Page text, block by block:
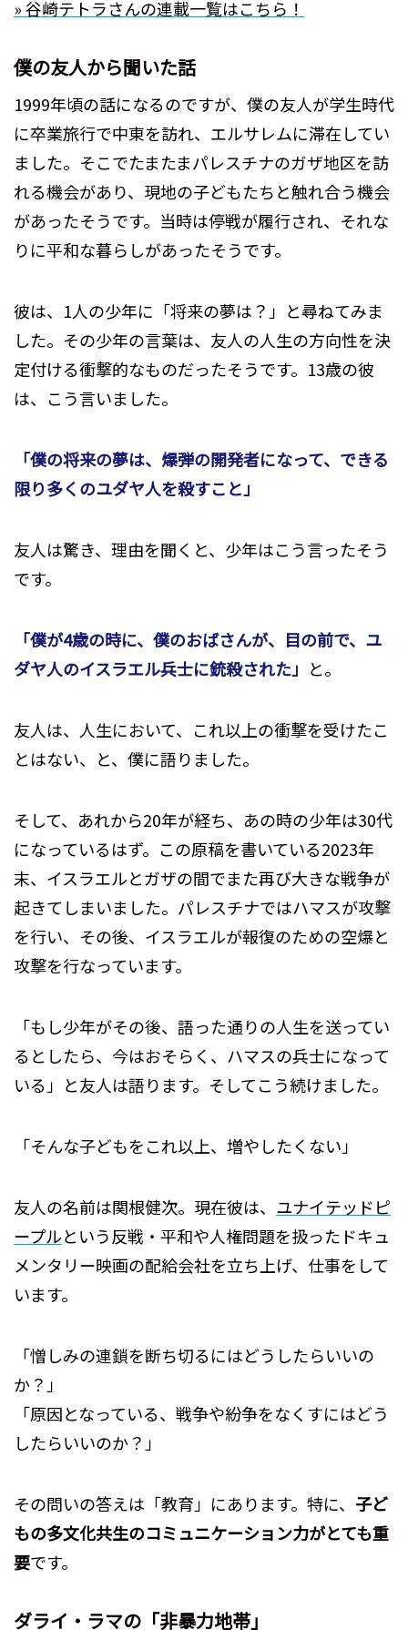
» 谷崎テトラさんの連載一覧はこちら！
僕の友人から聞いた話
1999年頃の話になるのですが、僕の友人が学生時代
に卒業旅行で中東を訪れ、エルサレムに滞在してい
ました。そこでたまたまパレスチナのガザ地区を訪
れる機会があり、現地の子どもたちと触れ合う機会
があったそうです。当時は停戦が履行され、それな
りに平和な暮らしがあったそうです。
彼は、1人の少年に「将来の夢は？」と尋ねてみま
した。その少年の言葉は、友人の人生の方向性を決
定付ける衝撃的なものだったそうです。13歳の彼
は、こう言いました。
「僕の将来の夢は、爆弾の開発者になって、できる
限り多くのユダヤ人を殺すこと」
友人は驚き、理由を聞くと、少年はこう言ったそう
です。
「僕が4歳の時に、僕のおばさんが、目の前で、ユ
ダヤ人のイスラエル兵士に銃殺された」 と。
友人は、人生において、これ以上の衝撃を受けたこ
とはない、と、僕に語りました。
そして、あれから20年が経ち、あの時の少年は30代
になっているはず。この原稿を書いている2023年
末、イスラエルとガザの間でまた再び大きな戦争が
起きてしまいました。パレスチナではハマスが攻撃
を行い、その後、イスラエルが報復のための空爆と
攻撃を行なっています。
「もし少年がその後、語った通りの人生を送ってい
るとしたら、今はおそらく、ハマスの兵士になって
いる」と友人は語ります。そしてこう続けました。
「そんな子どもをこれ以上、増やしたくない」
友人の名前は関根健次。現在彼は、 ユナイテッドピ
ープルという反戦・平和や人権問題を扱ったドキュ
メンタリー映画の配給会社を立ち上げ、仕事をして
います。
「憎しみの連鎖を断ち切るにはどうしたらいいの
か？」
「原因となっている、戦争や紛争をなくすにはどう
したらいいのか？」
その問いの答えは「教育」にあります。特に、 子ど
もの多文化共生のコミュニケーション力がとても重
要です。
ダライ・ラマの「非暴力地帯」